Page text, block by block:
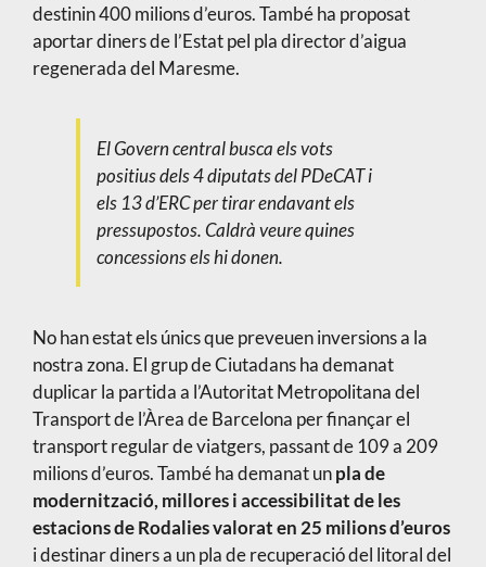
destinin 400 milions d’euros. També ha proposat
aportar diners de l’Estat pel pla director d’aigua
regenerada del Maresme.
El Govern central busca els vots
positius dels 4 diputats del PDeCAT i
els 13 d’ERC per tirar endavant els
pressupostos. Caldrà veure quines
concessions els hi donen.
No han estat els únics que preveuen inversions a la
nostra zona. El grup de Ciutadans ha demanat
duplicar la partida a l’Autoritat Metropolitana del
Transport de l’Àrea de Barcelona per finançar el
transport regular de viatgers, passant de 109 a 209
milions d’euros. També ha demanat unpla de
modernització, millores i accessibilitat de les
estacions de Rodalies valorat en 25 milions d’euros
i destinar diners a un pla de recuperació del litoral del